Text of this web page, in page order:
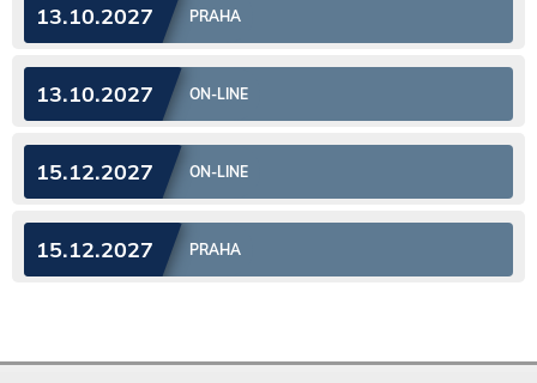
13.10.2027 PRAHA
13.10.2027 ON-LINE
15.12.2027 ON-LINE
15.12.2027 PRAHA